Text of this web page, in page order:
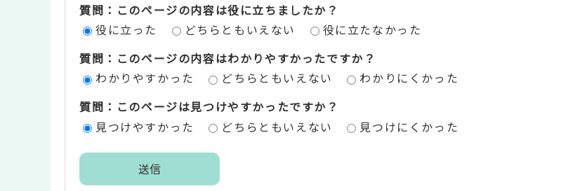
ン
評
エ
質問：このページの内容は役に立ちましたか？
役に立った
どちらともいえない
役に立たなかった
質問：このページの内容はわかりやすかったですか？
わかりやすかった
どちらともいえない
わかりにくかった
質問：このページは見つけやすかったですか？
見つけやすかった
どちらともいえない 見つけにくかった